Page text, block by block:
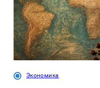
Экономика